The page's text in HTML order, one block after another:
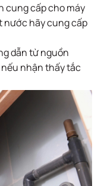
cung cấp cho máy
nước hãy cung cấp
dẫn từ nguồn
nhận thấy tắc